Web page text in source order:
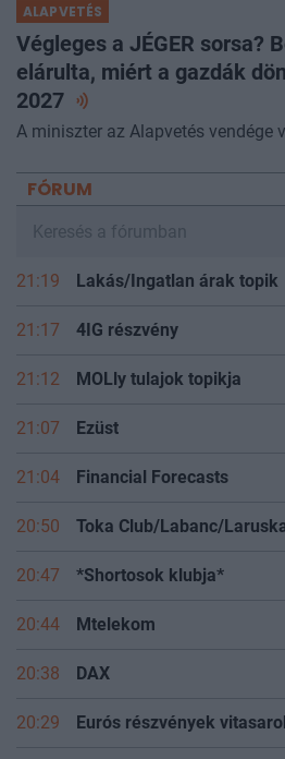
ALAPVETÉS
Végleges a JÉGER sorsa?
elárulta, miért a gazdák
2027
A miniszter az Alapvetés vendége
FÓRUM
21:19 Lakás/Ingatlan árak topik
21:17 4IG részvény
21:12 MOLly tulajok topikja
21:07 Ezüst
21:04 Financial Forecasts
20:50
20:47 *Shortosok klubja*
20:44 Mtelekom
20:38 DAX
20:29 Eurós részvények